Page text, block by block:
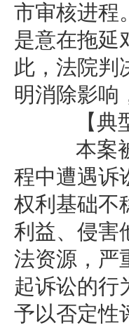
市审核进程
是意在拖延
此，法院判
明消除影响
【典型
本案被
程中遭遇诉
权利基础不
利益、侵害
法资源，严
起诉讼的行
予以否定性